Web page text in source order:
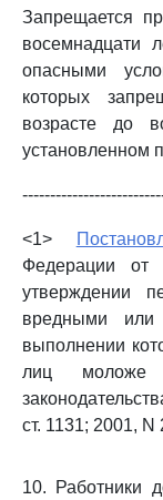
Запрещается
восемнадцати
опасными
которых
возрасте до
установленном
<1>
Федерации
утверждении
вредными или
выполнении
лиц моложе
ст. 1131; 2001, N
10. Работники